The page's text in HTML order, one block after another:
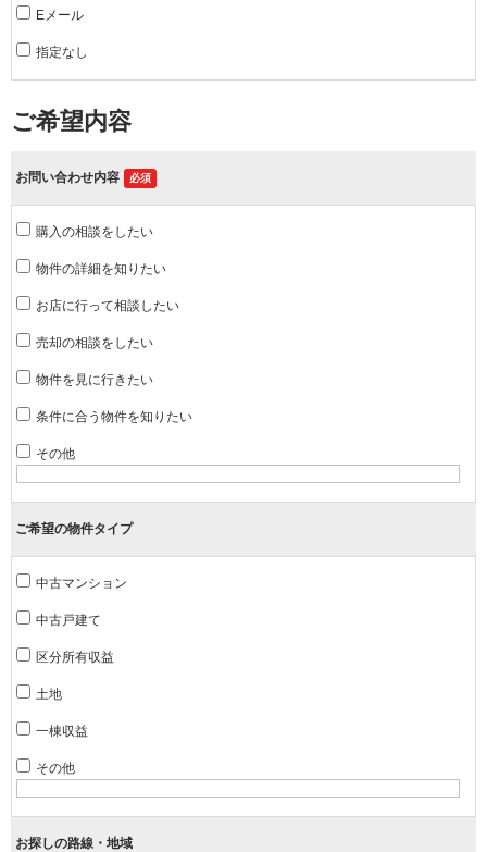
Eメール
指定なし
ご希望内容
お問い合わせ内容 必須
購入の相談をしたい
物件の詳細を知りたい
お店に行って相談したい
売却の相談をしたい
物件を見に行きたい
条件に合う物件を知りたい
その他
ご希望の物件タイプ
中古マンション
中古戸建て
区分所有収益
土地
一棟収益
その他
お探しの路線・地域